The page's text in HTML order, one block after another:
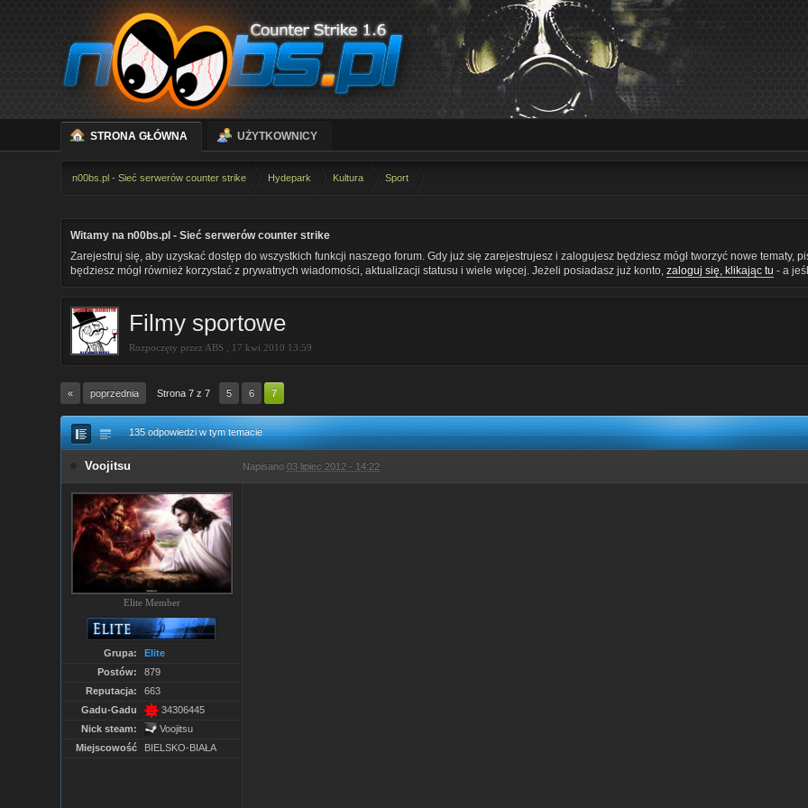
STRONA GŁÓWNA UŻYTKOWNICY
n00bs.pl - Sieć serwerów counter strike Hydepark Kultura Sport
Witamy na n00bs.pl - Sieć serwerów counter strike
Zarejestruj się, aby uzyskać dostęp do wszystkich funkcji naszego forum. Gdy już się zarejestrujesz i zalogujesz będziesz mógł tworzyć nowe tematy,
będziesz mógł również korzystać z prywatnych wiadomości, aktualizacji statusu i wiele więcej. Jeżeli posiadasz już konto,zaloguj się, klikając tu - a
Filmy sportowe
Rozpoczęty przez ABS 17 kwi 2010 13:59
« poprzednia Strona 7 z 7 5 6 7
135 odpowiedzi w tym temacie
Voojitsu Napisano03 lipiec 2012 - 14:22
Elite Member
Grupa:
Elite
Postów:
879
Reputacja:
663
Gadu-Gadu
34306445
Nick steam:
Voojitsu
Miejscowość
BIELSKO-BIAŁA